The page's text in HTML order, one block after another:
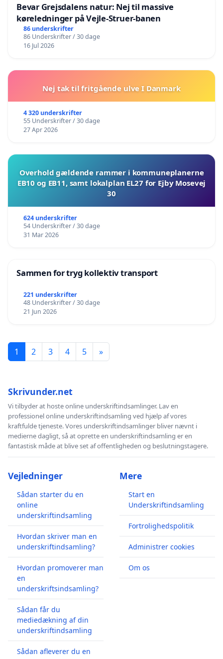
Bevar Grejsdalens natur: Nej til massive
køreledninger på Vejle-Struer-banen
86 underskrifter
86 Underskrifter / 30 dage
16 Jul 2026
Nej tak til fritgående ulve I Danmark
4 320 underskrifter
55 Underskrifter / 30 dage
27 Apr 2026
Overhold gældende rammer i kommuneplanerne
EB10 og EB11, samt lokalplan EL27 for Ejby Mosevej
30
624 underskrifter
54 Underskrifter / 30 dage
31 Mar 2026
Sammen for tryg kollektiv transport
221 underskrifter
48 Underskrifter / 30 dage
21 Jun 2026
1 2 3 4 5 »
Skrivunder.net
Vi tilbyder at hoste online underskriftindsamlinger. Lav en
professionel online underskriftindsamling ved hjælp af vores
kraftfulde tjeneste. Vores underskriftindsamlinger bliver nævnt i
medierne dagligt, så at oprette en underskriftindsamling er en
fantastisk måde at blive set af offentligheden og beslutningstagere.
Vejledninger
Sådan starter du en
online
underskriftindsamling
Hvordan skriver man en
underskriftindsamling?
Hvordan promoverer man
en
underskriftsindsamling?
Sådan får du
mediedækning af din
underskriftindsamling
Sådan afleverer du en
Mere
Start en
Underskriftindsamling
Fortrolighedspolitik
Administrer cookies
Om os